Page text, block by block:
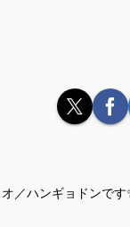
／ハンギョドンです